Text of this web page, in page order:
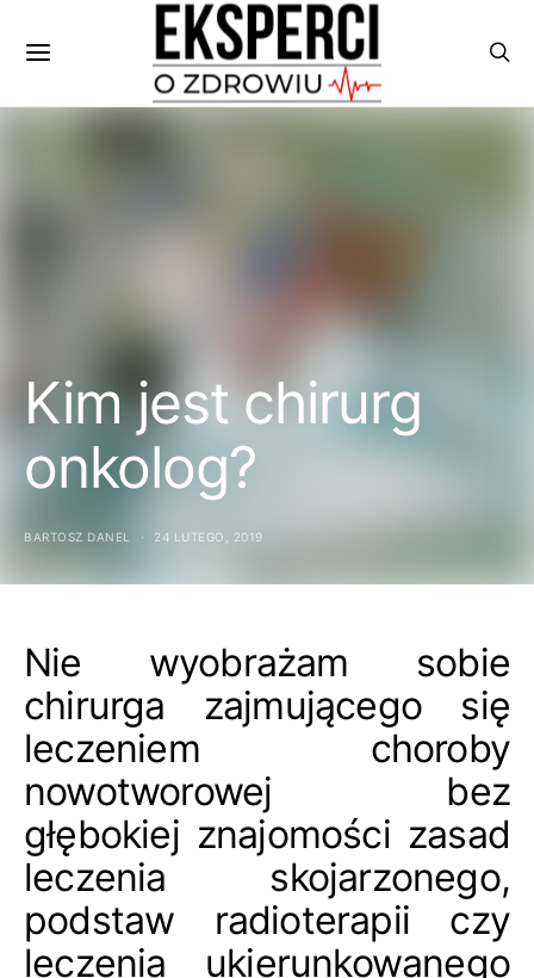
Kim jest chirurg
onkolog?
BARTOSZ DANEL 24 LUTEGO, 2019
Nie wyobrażam sobie
chirurga zajmującego się
leczeniem choroby
nowotworowej bez
głębokiej znajomości zasad
leczenia skojarzonego,
podstaw radioterapii czy
leczenia ukierunkowanego